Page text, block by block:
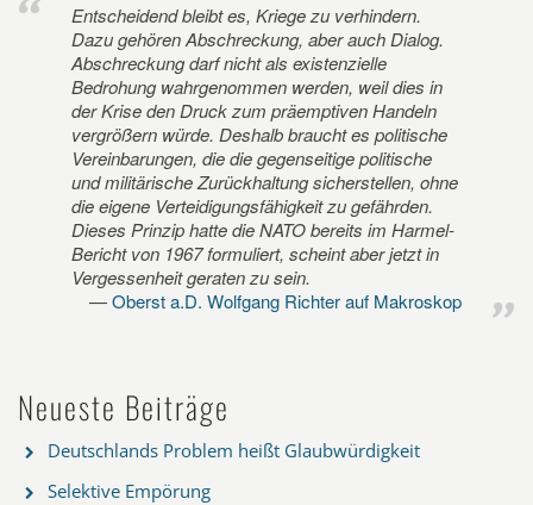
Entscheidend bleibt es, Kriege zu verhindern.
Dazu gehören Abschreckung, aber auch Dialog.
Abschreckung darf nicht als existenzielle
Bedrohung wahrgenommen werden, weil dies in
der Krise den Druck zum präemptiven Handeln
vergrößern würde. Deshalb braucht es politische
Vereinbarungen, die die gegenseitige politische
und militärische Zurückhaltung sicherstellen, ohne
die eigene Verteidigungsfähigkeit zu gefährden.
Dieses Prinzip hatte die NATO bereits im Harmel-
Bericht von 1967 formuliert, scheint aber jetzt in
Vergessenheit geraten zu sein.
Oberst a.D. Wolfgang Richter auf Makroskop
Neueste Beiträge
Deutschlands Problem heißt Glaubwürdigkeit
Selektive Empörung